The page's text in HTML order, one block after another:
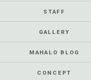
STAFF
GALLERY
MAHALO BLOG
CONCEPT